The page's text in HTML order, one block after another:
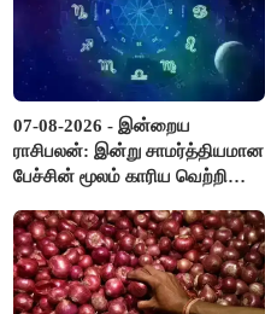
07-08-2026 - இன்றைய
ராசிபலன்: இன்று சாமர்த்தியமான
பேச்சின் மூலம் காரிய வெற்றி
பொறுப்புகளை ஒப்படைப்பதில்
கவனம் தேவை..!